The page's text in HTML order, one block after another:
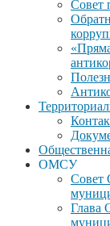
Совет
ОМСУ
Совет
Глава